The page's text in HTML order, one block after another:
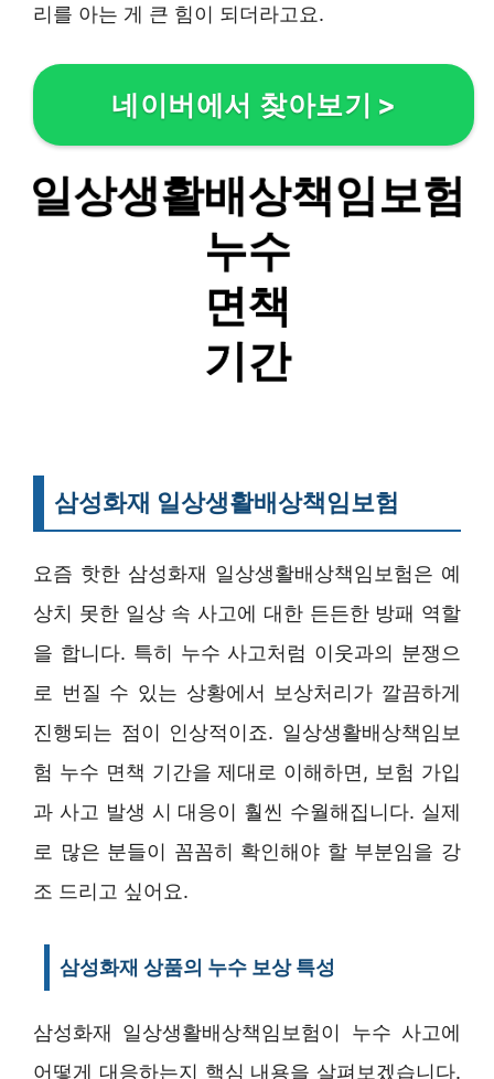
리를 아는 게 큰 힘이 되더라고요.
네이버에서 찾아보기 >
삼성화재 일상생활배상책임보험
요즘 핫한 삼성화재 일상생활배상책임보험은 예
상치 못한 일상 속 사고에 대한 든든한 방패 역할
을 합니다. 특히 누수 사고처럼 이웃과의 분쟁으
로 번질 수 있는 상황에서 보상처리가 깔끔하게
진행되는 점이 인상적이죠. 일상생활배상책임보
험 누수 면책 기간을 제대로 이해하면, 보험 가입
과 사고 발생 시 대응이 훨씬 수월해집니다. 실제
로 많은 분들이 꼼꼼히 확인해야 할 부분임을 강
조 드리고 싶어요.
삼성화재 상품의 누수 보상 특성
삼성화재 일상생활배상책임보험이 누수 사고에
어떻게 대응하는지 핵심 내용을 살펴보겠습니다.